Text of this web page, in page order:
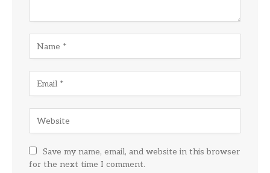
Save my name, email, and website in this browser
for the next time I comment.